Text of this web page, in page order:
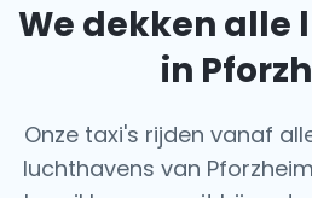
We dekken alle
in
Onze taxi's rijden vanaf
luchthavens van